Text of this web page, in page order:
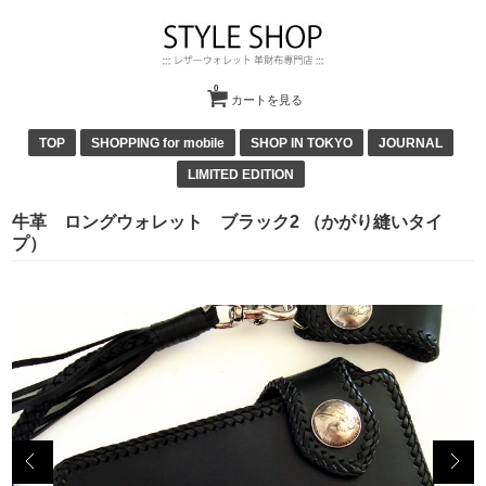
カートを見る
0
TOP SHOPPING for mobile SHOP IN TOKYO JOURNAL
LIMITED EDITION
牛革 ロングウォレット ブラック2 （かがり縫いタイ
プ）